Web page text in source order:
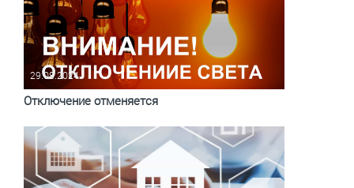
29.08.2024
Отключение отменяется